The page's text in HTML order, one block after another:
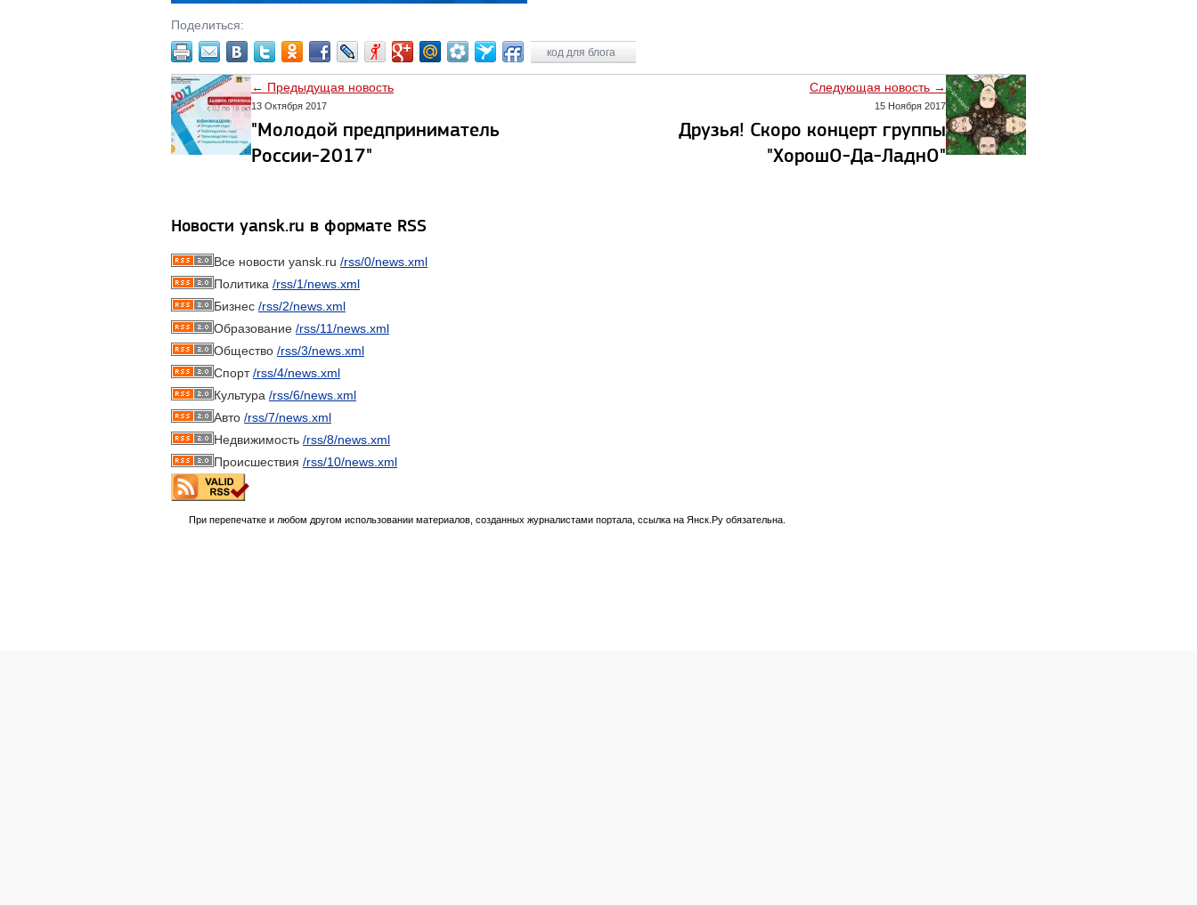
Поделиться:
код для блога
← Предыдущая новость
13 Октября 2017
"Молодой предприниматель
России-2017"
Следующая новость →
15 Ноября 2017
Друзья! Скоро концерт группы
"ХорошО-Да-ЛаднО"
Новости yansk.ru в формате RSS
Все новости yansk.ru /rss/0/news.xml
Политика /rss/1/news.xml
Бизнес /rss/2/news.xml
Образование /rss/11/news.xml
Общество /rss/3/news.xml
Спорт/rss/4/news.xml
Культура /rss/6/news.xml
Авто /rss/7/news.xml
Недвижимость /rss/8/news.xml
Происшествия /rss/10/news.xml
При перепечатке и любом другом использовании материалов, созданных журналистами портала, ссылка на Янск.Ру обязательна.